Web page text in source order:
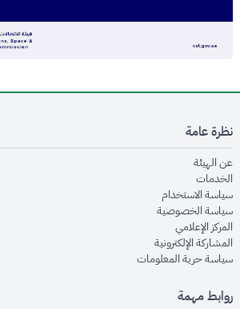
نظرة عامة
عن الهيئةopens in new window
الخدماتopens in new window
سياسة الاستخدام
سياسة الخصوصيةopens in new window
المركز الإعلاميopens in new window
المشاركة الإلكترونيةopens in new window
سياسة حرية المعلوماتopens in new window
روابط مهمة